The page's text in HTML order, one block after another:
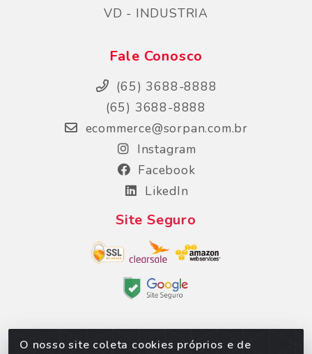
O nosso site coleta cookies próprios e de
VD - INDUSTRIA
Fale Conosco
(65) 3688-8888
(65) 3688-8888
ecommerce@sorpan.com.br
Instagram
Facebook
LikedIn
Site Seguro